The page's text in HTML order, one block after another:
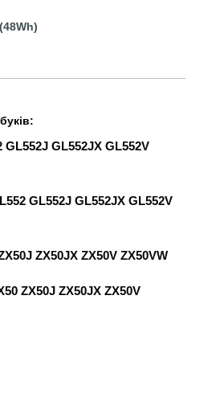
GL552J GL552JX GL552V
GL552J GL552JX GL552V
ZX50JX ZX50V ZX50VW
ZX50J ZX50JX ZX50V